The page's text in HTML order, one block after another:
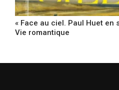
« Face au ciel. Paul Huet en
Vie romantique